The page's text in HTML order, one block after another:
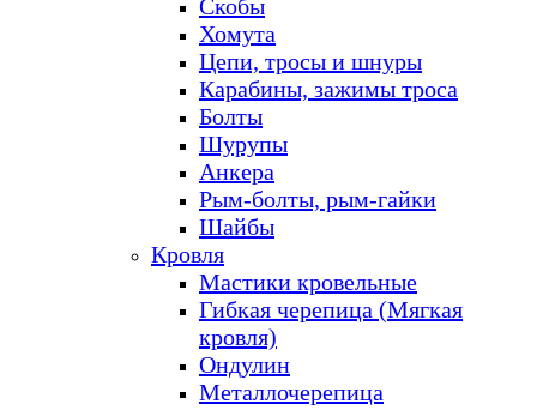
Скобы
Хомута
Цепи, тросы и шнуры
Карабины, зажимы троса
Болты
Шурупы
Анкера
Рым-болты, рым-гайки
Шайбы
Кровля
Мастики кровельные
Гибкая черепица (Мягкая
кровля)
Ондулин
Металлочерепица